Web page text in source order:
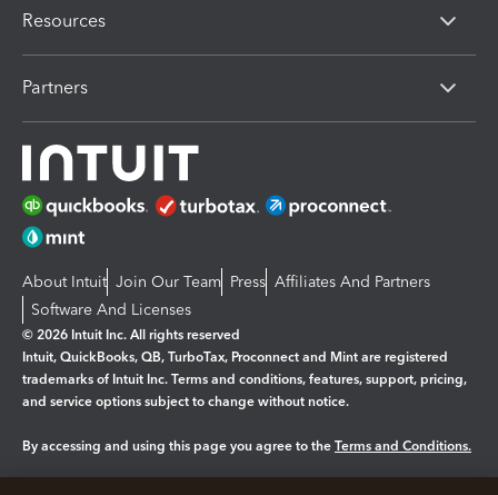
Resources
Partners
About Intuit Join Our Team Press Affiliates And Partners
Software And Licenses
© 2026 Intuit Inc. All rights reserved
Intuit, QuickBooks, QB, TurboTax, Proconnect and Mint are registered
trademarks of Intuit Inc. Terms and conditions, features, support, pricing,
and service options subject to change without notice.
By accessing and using this page you agree to the Terms and Conditions.